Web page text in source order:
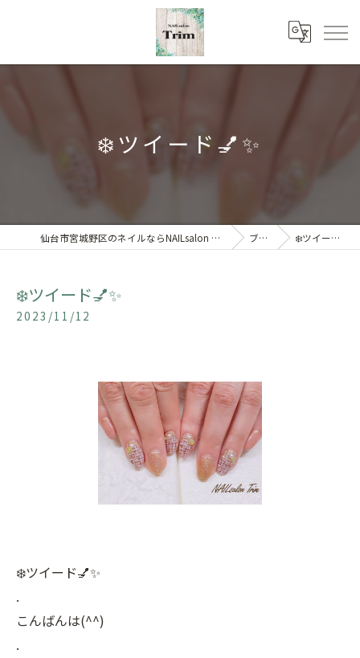
❄️ツイード💅✨
仙台市宮城野区のネイルならNAILsalon Trim 【トリム】 ブログ ❄️ツイード💅✨
❄️ツイード💅✨
2023/11/12
❄️ツイード💅✨
.
こんばんは(^^)
.